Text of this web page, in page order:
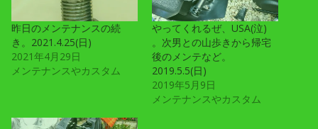
昨日のメンテナンスの続
き。2021.4.25(日)
2021年4月29日
メンテナンスやカスタム
やってくれるぜ、USA(泣)
。次男との山歩きから帰宅
後のメンテなど。
2019.5.5(日)
2019年5月9日
メンテナンスやカスタム